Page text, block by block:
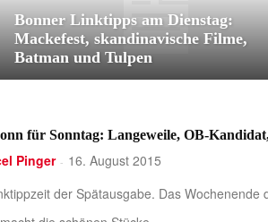
Bonner Linktipps am Dienstag:
Mackefest, skandinavische Filme,
Batman und Tulpen
für Sonntag: Langeweile, OB-
Pinger - 16. August 2015
der Spätausgabe. Das